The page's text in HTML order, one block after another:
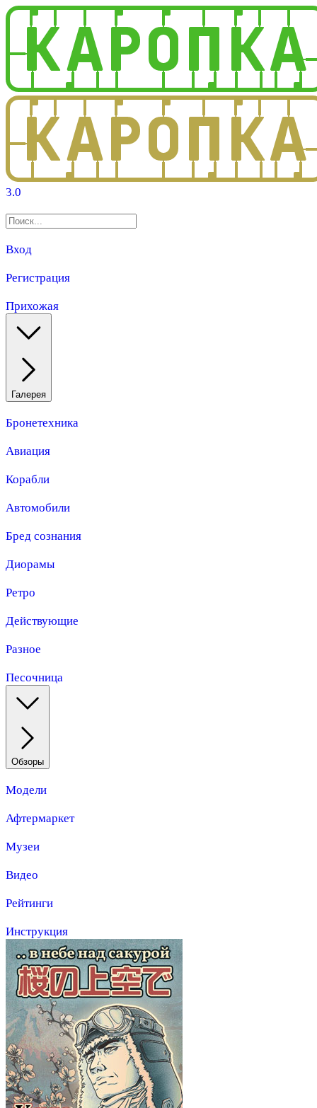
3.0
Вход
Регистрация
Прихожая
Галерея
Бронетехника
Авиация
Корабли
Автомобили
Бред сознания
Диорамы
Ретро
Действующие
Разное
Песочница
Обзоры
Модели
Афтермаркет
Музеи
Видео
Рейтинги
Инструкция